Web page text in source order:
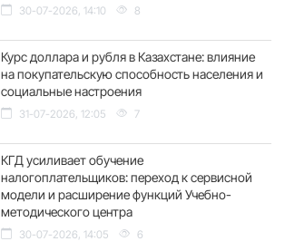
30-07-2026, 14:10 8
Курс доллара и рубля в Казахстане: влияние
на покупательскую способность населения и
социальные настроения
31-07-2026, 12:05 7
КГД усиливает обучение
налогоплательщиков: переход к сервисной
модели и расширение функций Учебно-
методического центра
30-07-2026, 14:05 6